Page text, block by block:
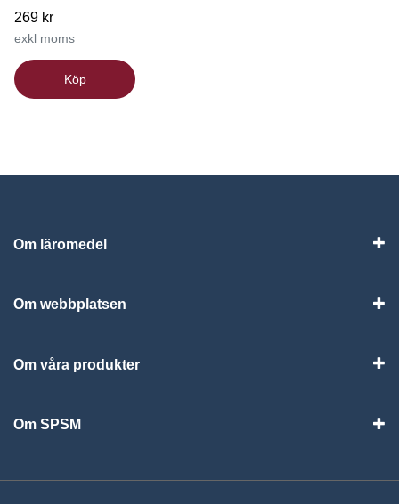
269 kr
exkl moms
Köp
Om läromedel
Om webbplatsen
Om våra produkter
Om SPSM